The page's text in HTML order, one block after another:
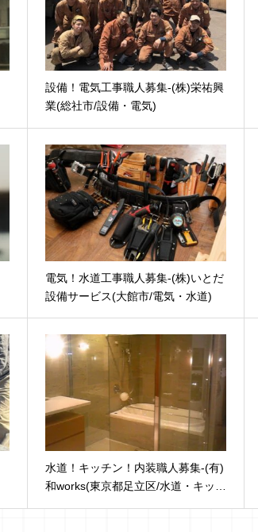
設備！電気工事職人募集-(株)栄祐興
業(総社市/設備・電気)
電気！水道工事職人募集-(株)いとだ
設備サービス(大館市/電気・水道)
水道！キッチン！内装職人募集-(有)
和works(東京都足立区/水道・キッ…